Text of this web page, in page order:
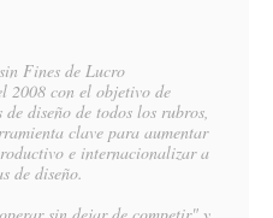
Fines de Lucro
2008 con el objetivo de
diseño de todos los rubros,
clave para aumentar
e internacionalizar a
de diseño.